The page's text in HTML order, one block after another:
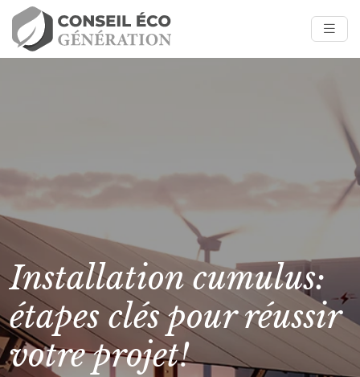
Installation cumulus:
étapes clés pour réussir
votre projet!